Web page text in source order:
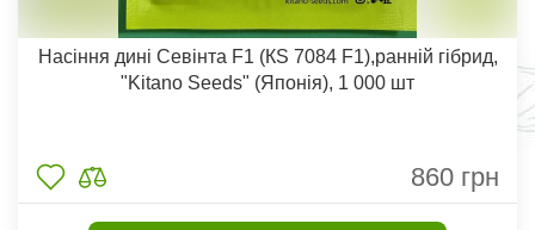
Насіння дині Севінта F1 (КS 7084 F1),ранній гібрид,
"Kitano Seeds" (Японія), 1 000 шт
860 грн